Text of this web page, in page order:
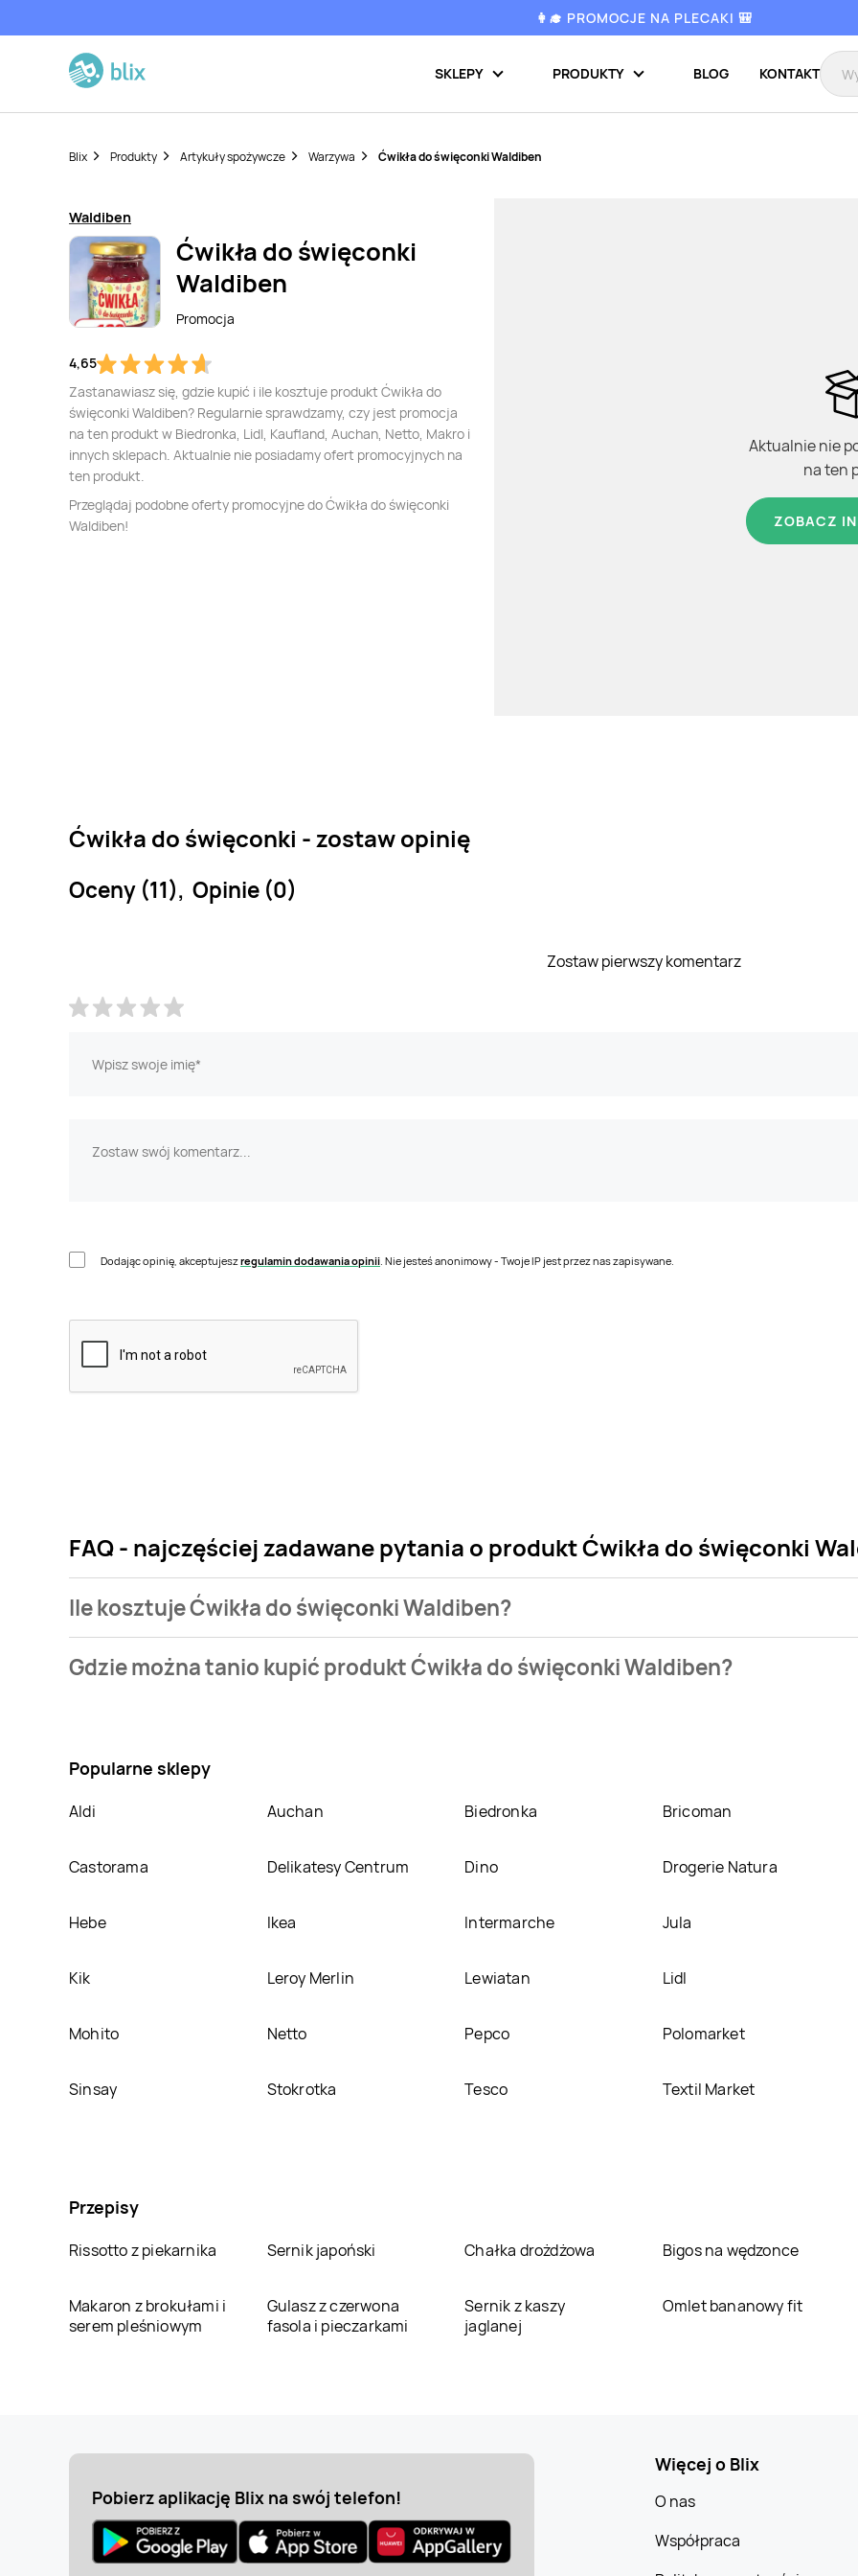
👩‍🎓 PROMOCJE NA PLECAKI 🎒
SKLEPY PRODUKTY BLOG KONTAKT
Blix Produkty Artykuły spożywcze Warzywa Ćwikła do święconki Waldiben
Waldiben
Ćwikła do święconki
Waldiben
Promocja
4,65
Zastanawiasz się, gdzie kupić i ile kosztuje produkt Ćwikła do
święconki Waldiben? Regularnie sprawdzamy, czy jest promocja
na ten produkt w Biedronka, Lidl, Kaufland, Auchan, Netto, Makro i
innych sklepach. Aktualnie nie posiadamy ofert promocyjnych na
ten produkt.
Przeglądaj podobne oferty promocyjne do Ćwikła do święconki
Waldiben!
Aktualnie nie
na ten
ZOBACZ
Ćwikła do święconki - zostaw opinię
Oceny (11), Opinie (0)
Zostaw pierwszy komentarz
Dodając opinię, akceptujeszregulamin dodawania opinii . Nie jesteś anonimowy - Twoje IP jest przez nas zapisywane.
FAQ - najczęściej zadawane pytania o produkt Ćwikła do święconki
Ile kosztuje Ćwikła do święconki Waldiben?
Cena produktu różni się w zależności od wybranego sklepu. Niestety nie posiadamy danych o aktualnych
święconki Waldiben kosztuje od 1,89 zł do 1,99 zł.
Gdzie można tanio kupić produkt Ćwikła do święconki Waldiben?
Popularne sklepy
Aldi Auchan Biedronka Bricoman
Castorama Delikatesy Centrum Dino Drogerie Natura
Hebe Ikea Intermarche Jula
Kik Leroy Merlin Lewiatan Lidl
Mohito Netto Pepco Polomarket
Sinsay Stokrotka Tesco Textil Market
Przepisy
Rissotto z piekarnika Sernik japoński Chałka drożdżowa Bigos na wędzonce
Makaron z brokułami i
serem pleśniowym
Gulasz z czerwona
fasola i pieczarkami
Sernik z kaszy
jaglanej
Omlet bananowy fit
Pobierz aplikację Blix na swój telefon!
Więcej o Blix
O nas
Współpraca